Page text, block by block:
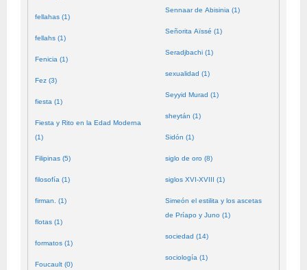
fellahas (1)
fellahs (1)
Fenicia (1)
Fez (3)
fiesta (1)
Fiesta y Rito en la Edad Moderna
(1)
Filipinas (5)
filosofía (1)
firman. (1)
flotas (1)
formatos (1)
Foucault (0)
Sennaar de Abisinia (1)
Señorita Aïssé (1)
Seradjbachi (1)
sexualidad (1)
Seyyid Murad (1)
sheytán (1)
Sidón (1)
siglo de oro (8)
siglos XVI-XVIII (1)
Simeón el estilita y los ascetas
de Príapo y Juno (1)
sociedad (14)
sociología (1)